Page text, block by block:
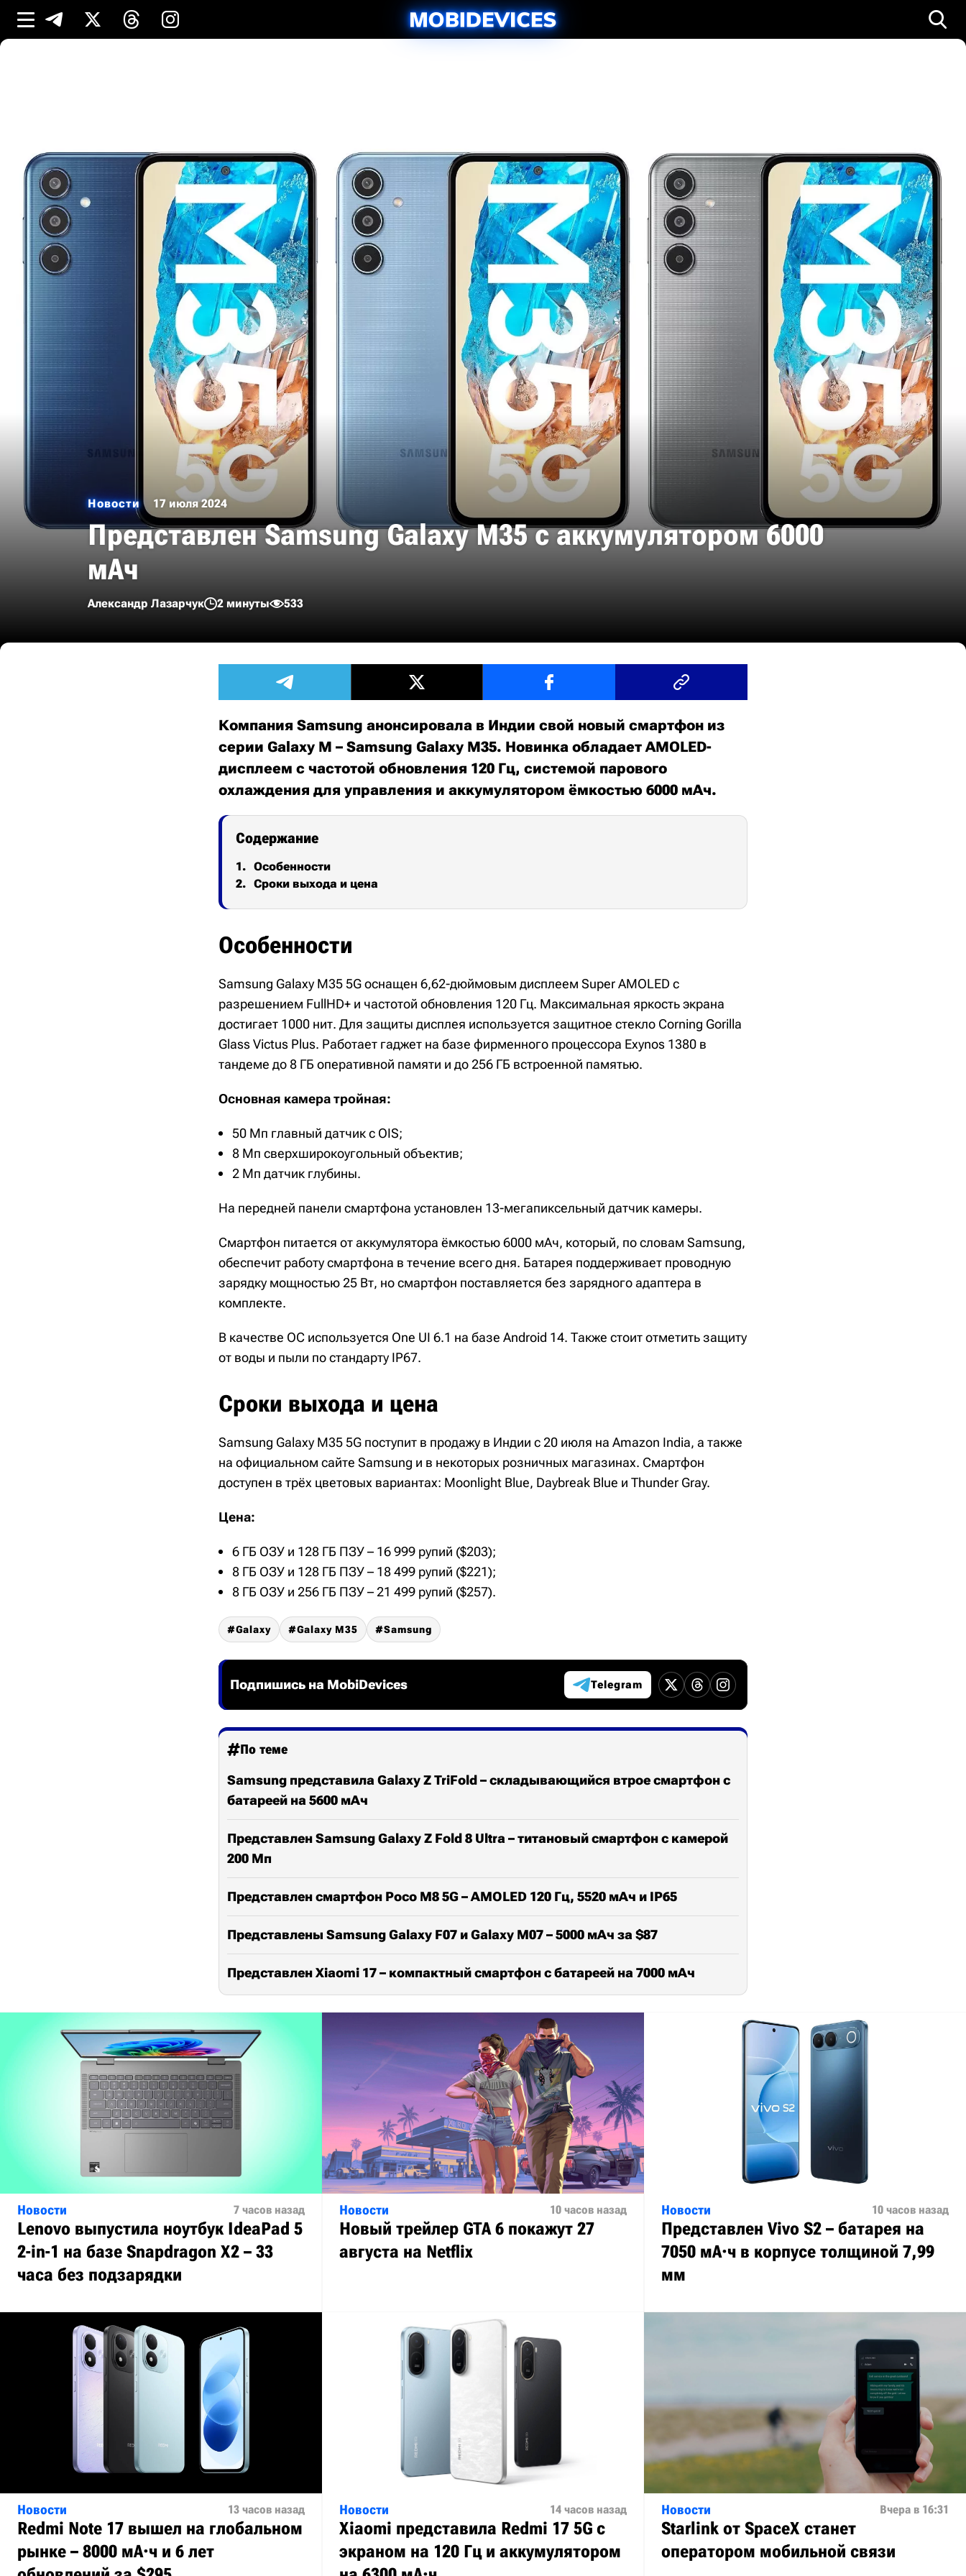
Новости 17 июля 2024
Представлен Samsung Galaxy M35 с аккумулятором 6000
мАч
Александр Лазарчук 2 минуты 533
Компания Samsung анонсировала в Индии свой новый смартфон из
серии Galaxy M – Samsung Galaxy M35. Новинка обладает AMOLED-
дисплеем с частотой обновления 120 Гц, системой парового
охлаждения для управления и аккумулятором ёмкостью 6000 мАч.
Содержание
Особенности
Сроки выхода и цена
Особенности
Samsung Galaxy M35 5G оснащен 6,62-дюймовым дисплеем Super AMOLED с
разрешением FullHD+ и частотой обновления 120 Гц. Максимальная яркость экрана
достигает 1000 нит. Для защиты дисплея используется защитное стекло Corning Gorilla
Glass Victus Plus. Работает гаджет на базе фирменного процессора Exynos 1380 в
тандеме до 8 ГБ оперативной памяти и до 256 ГБ встроенной памятью.
Основная камера тройная:
50 Мп главный датчик с OIS;
8 Мп сверхширокоугольный объектив;
2 Мп датчик глубины.
На передней панели смартфона установлен 13-мегапиксельный датчик камеры.
Смартфон питается от аккумулятора ёмкостью 6000 мАч, который, по словам Samsung,
обеспечит работу смартфона в течение всего дня. Батарея поддерживает проводную
зарядку мощностью 25 Вт, но смартфон поставляется без зарядного адаптера в
комплекте.
В качестве ОС используется One UI 6.1 на базе Android 14. Также стоит отметить защиту
от воды и пыли по стандарту IP67.
Сроки выхода и цена
Samsung Galaxy M35 5G поступит в продажу в Индии с 20 июля на Amazon India, а также
на официальном сайте Samsung и в некоторых розничных магазинах. Смартфон
доступен в трёх цветовых вариантах: Moonlight Blue, Daybreak Blue и Thunder Gray.
Цена:
6 ГБ ОЗУ и 128 ГБ ПЗУ – 16 999 рупий ($203);
8 ГБ ОЗУ и 128 ГБ ПЗУ – 18 499 рупий ($221);
8 ГБ ОЗУ и 256 ГБ ПЗУ – 21 499 рупий ($257).
Galaxy Galaxy M35 Samsung
Подпишись на MobiDevices Telegram
По теме
Samsung представила Galaxy Z TriFold – складывающийся втрое смартфон с
батареей на 5600 мАч
Представлен Samsung Galaxy Z Fold 8 Ultra – титановый смартфон с камерой
200 Мп
Представлен смартфон Poco M8 5G – AMOLED 120 Гц, 5520 мАч и IP65
Представлены Samsung Galaxy F07 и Galaxy M07 – 5000 мАч за $87
Представлен Xiaomi 17 – компактный смартфон с батареей на 7000 мАч
Новости 7 часов назад
Lenovo выпустила ноутбук IdeaPad 5
2-in-1 на базе Snapdragon X2 – 33
часа без подзарядки
Новости 10 часов назад
Новый трейлер GTA 6 покажут 27
августа на Netflix
Новости 10 часов назад
Представлен Vivo S2 – батарея на
7050 мА·ч в корпусе толщиной 7,99
мм
Новости 13 часов назад
Redmi Note 17 вышел на глобальном
рынке – 8000 мА·ч и 6 лет
Новости 14 часов назад
Xiaomi представила Redmi 17 5G с
экраном на 120 Гц и аккумулятором
Новости Вчера в 16:31
Starlink от SpaceX станет
оператором мобильной связи